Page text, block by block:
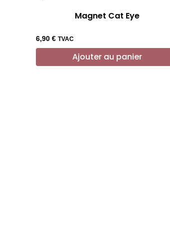
Magnet Cat Eye
6,90 € TVAC
Ajouter au panier